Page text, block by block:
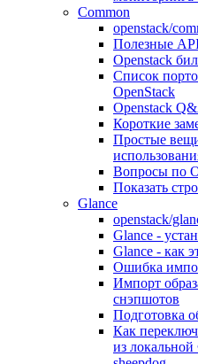
Common
openstack/
Полезные
Openstack
Список
OpenStack
Openstack
Короткие
Простые
Вопросы по
Показать
Glance
openstack/
Glance -
Glance - как
Ошибка
Импорт
снэпшотов
Подготовка
Как
из